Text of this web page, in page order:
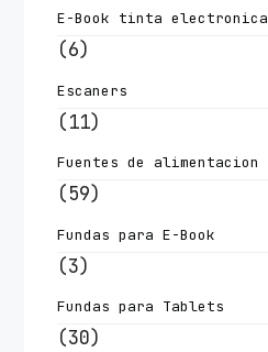
E-Book tinta electronica
(6)
Escaners
(11)
Fuentes de alimentacion
(59)
Fundas para E-Book
(3)
Fundas para Tablets
(30)